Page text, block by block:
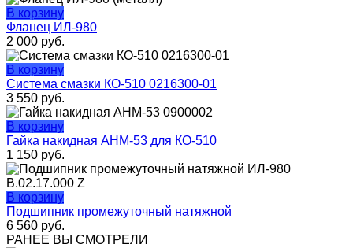
В корзину
Фланец ИЛ-980
2 000 руб.
В корзину
Система смазки КО-510 0216300-01
3 550 руб.
В корзину
Гайка накидная АНМ-53 для КО-510
1 150 руб.
В корзину
Подшипник промежуточный натяжной
6 560 руб.
РАНЕЕ ВЫ СМОТРЕЛИ